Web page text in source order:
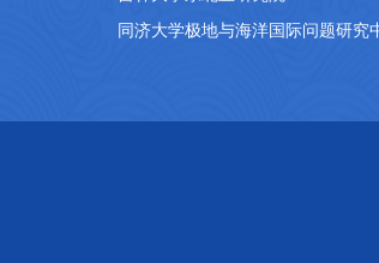
同济大学极地与海洋国际问题研究